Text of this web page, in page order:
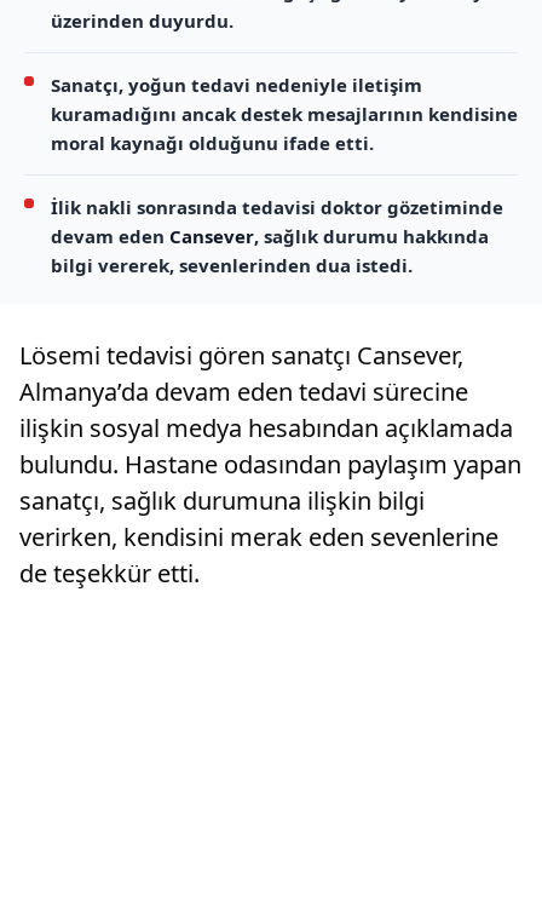
üzerinden duyurdu.
Sanatçı, yoğun tedavi nedeniyle iletişim
kuramadığını ancak destek mesajlarının kendisine
moral kaynağı olduğunu ifade etti.
İlik nakli sonrasında tedavisi doktor gözetiminde
devam eden Cansever, sağlık durumu hakkında
bilgi vererek, sevenlerinden dua istedi.
Lösemi tedavisi gören sanatçı Cansever,
Almanya’da devam eden tedavi sürecine
ilişkin sosyal medya hesabından açıklamada
bulundu. Hastane odasından paylaşım yapan
sanatçı, sağlık durumuna ilişkin bilgi
verirken, kendisini merak eden sevenlerine
de teşekkür etti.